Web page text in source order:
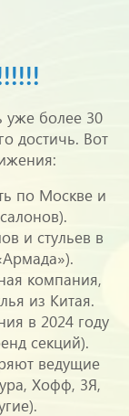
более 30
достичь. Вот
по Москве и
и стульев в
компания,
из Китая.
в 2024 году
секций).
ведущие
Хофф, 3Я,